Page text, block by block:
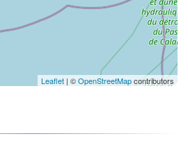
Leaflet | ©OpenStreetMapcontributors